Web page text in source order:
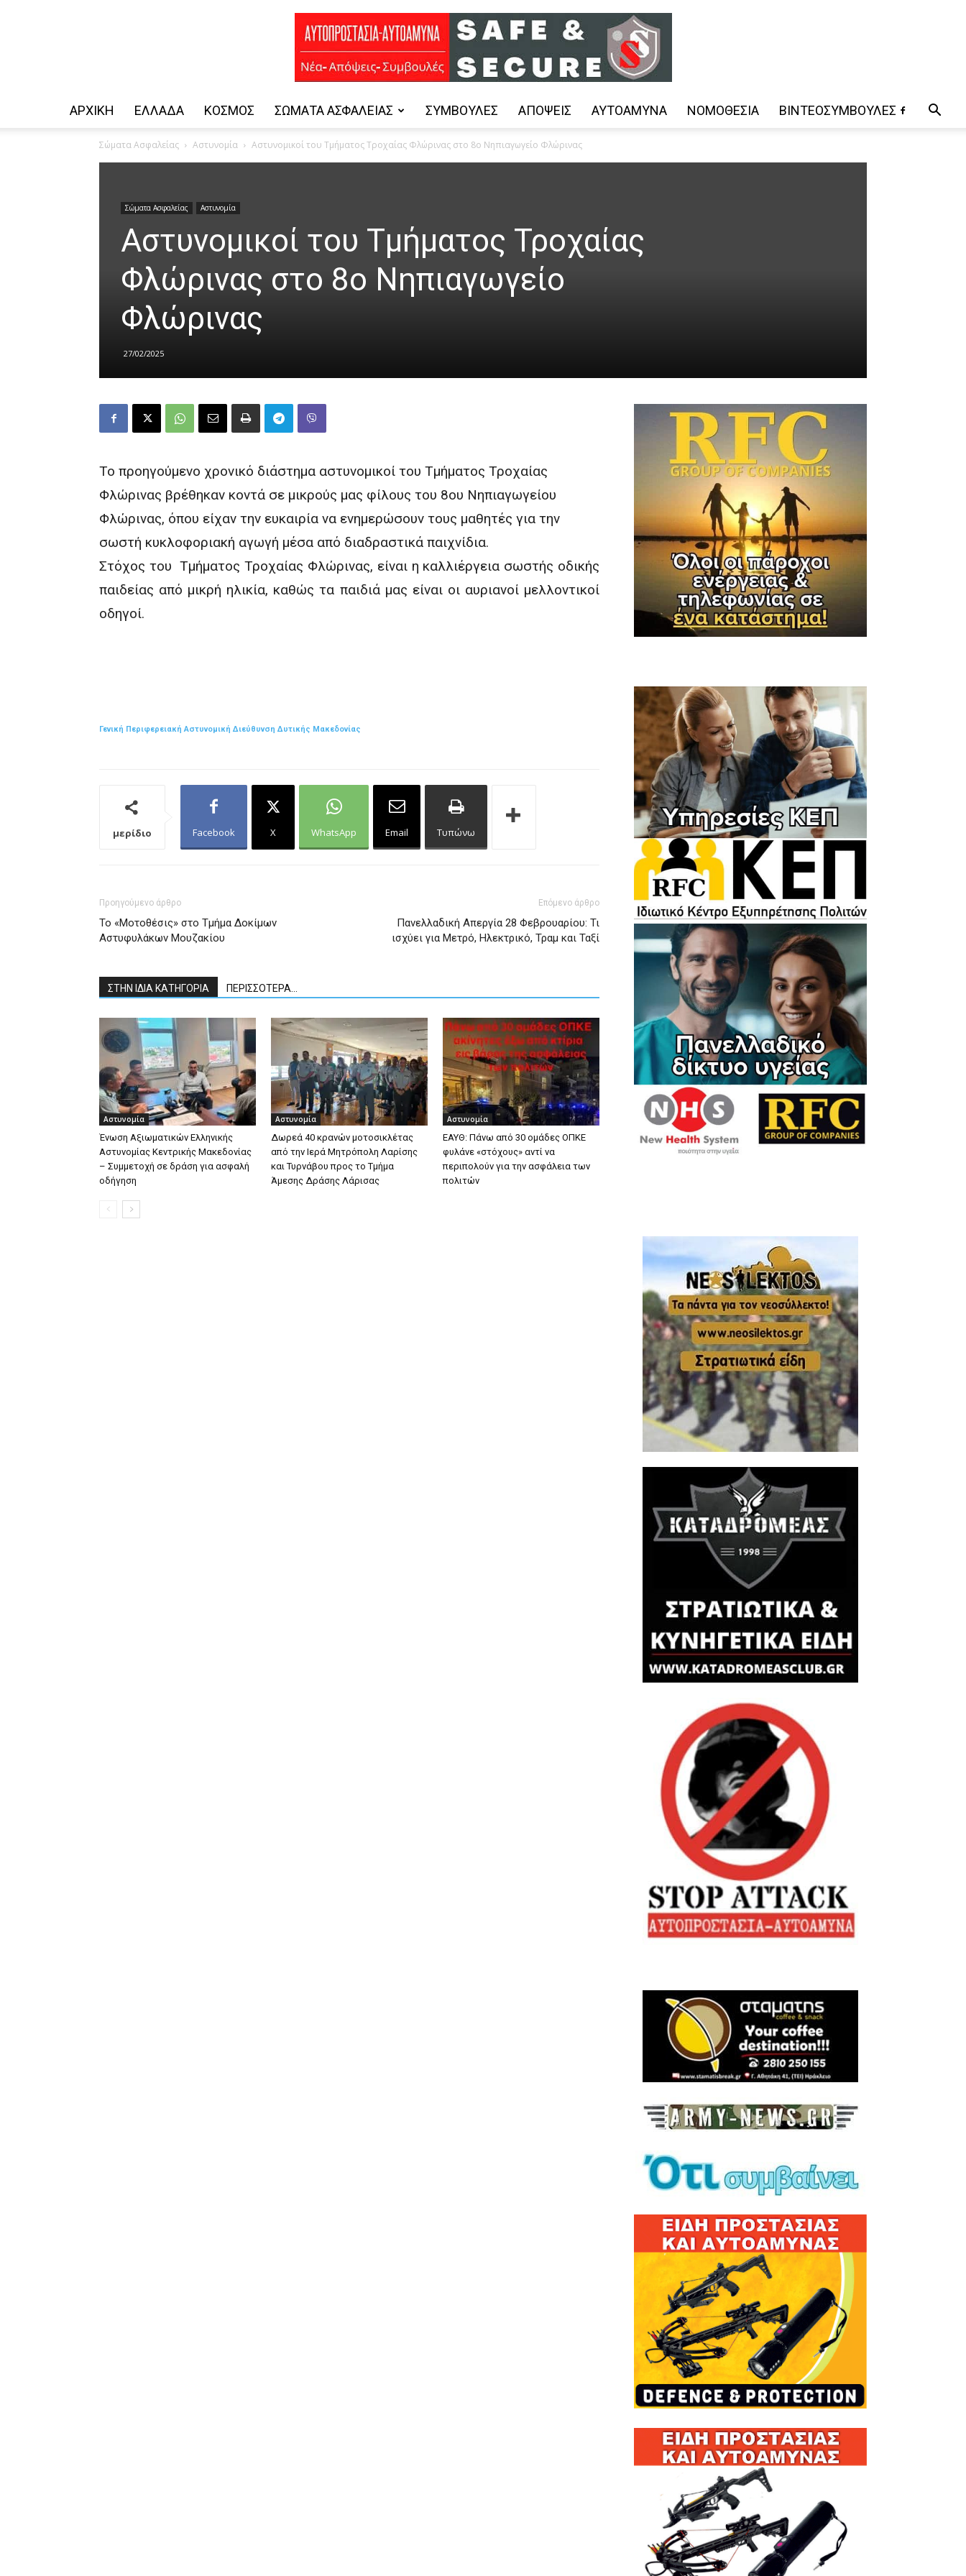
ΑΡΧΙΚΗ ΕΛΛΆΔΑ ΚΌΣΜΟΣ ΣΏΜΑΤΑ ΑΣΦΑΛΕΊΑΣ ΣΥΜΒΟΥΛΈΣ ΑΠΌΨΕΙΣ ΑΥΤΟΆΜΥΝΑ ΝΟΜΟΘΕΣΊΑ ΒΊΝΤΕΟΣΥΜΒΟΥΛΈΣ
Σώματα Ασφαλείας Αστυνομία Αστυνομικοί του Τμήματος Τροχαίας Φλώρινας στο 8ο Νηπιαγωγείο Φλώρινας
Σώματα Ασφαλείας Αστυνομία
Αστυνομικοί του Τμήματος Τροχαίας
Φλώρινας στο 8ο Νηπιαγωγείο
Φλώρινας
27/02/2025
Το προηγούμενο χρονικό διάστημα αστυνομικοί του Τμήματος Τροχαίας
Φλώρινας βρέθηκαν κοντά σε μικρούς μας φίλους του 8ου Νηπιαγωγείου
Φλώρινας, όπου είχαν την ευκαιρία να ενημερώσουν τους μαθητές για την
σωστή κυκλοφοριακή αγωγή μέσα από διαδραστικά παιχνίδια.
Στόχος του Τμήματος Τροχαίας Φλώρινας, είναι η καλλιέργεια σωστής οδικής
παιδείας από μικρή ηλικία, καθώς τα παιδιά μας είναι οι αυριανοί μελλοντικοί
οδηγοί.
Γενική Περιφερειακή Αστυνομική Διεύθυνση Δυτικής Μακεδονίας
μερίδιο Facebook X WhatsApp Email Τυπώνω
Προηγούμενο άρθρο
Το «Μοτοθέσις» στο Τμήμα Δοκίμων
Αστυφυλάκων Μουζακίου
Επόμενο άρθρο
Πανελλαδική Απεργία 28 Φεβρουαρίου: Τι
ισχύει για Μετρό, Ηλεκτρικό, Τραμ και Ταξί
ΣΤΗΝ ΙΔΙΑ ΚΑΤΗΓΟΡΙΑ ΠΕΡΙΣΣΟΤΕΡΑ...
Αστυνομία
Ένωση Αξιωματικών Ελληνικής
Αστυνομίας Κεντρικής Μακεδονίας
– Συμμετοχή σε δράση για ασφαλή
οδήγηση
Αστυνομία
Δωρεά 40 κρανών μοτοσικλέτας
από την Ιερά Μητρόπολη Λαρίσης
και Τυρνάβου προς το Τμήμα
Άμεσης Δράσης Λάρισας
Αστυνομία
ΕΑΥΘ: Πάνω από 30 ομάδες ΟΠΚΕ
φυλάνε «στόχους» αντί να
περιπολούν για την ασφάλεια των
πολιτών